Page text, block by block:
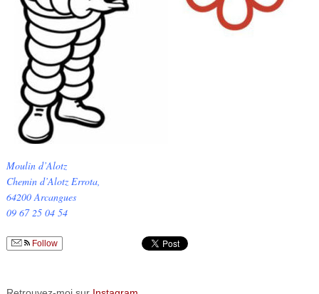
Moulin d’Alotz
Chemin d’Alotz Errota,
64200 Arcangues
09 67 25 04 54
Follow